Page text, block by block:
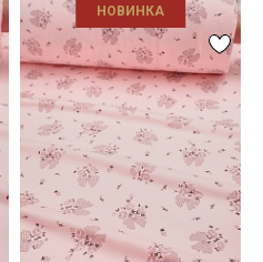
НОВИНКА